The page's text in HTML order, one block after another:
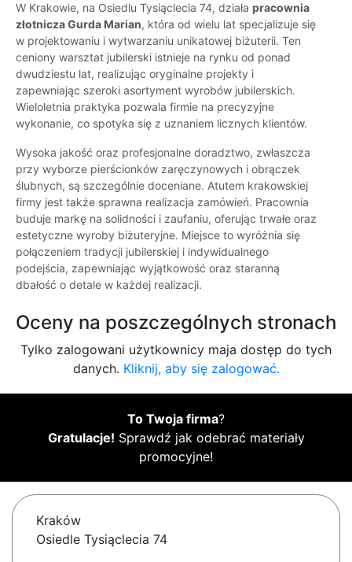
W Krakowie, na Osiedlu Tysiąclecia 74, działa pracownia
złotnicza Gurda Marian, która od wielu lat specjalizuje się
w projektowaniu i wytwarzaniu unikatowej biżuterii. Ten
ceniony warsztat jubilerski istnieje na rynku od ponad
dwudziestu lat, realizując oryginalne projekty i
zapewniając szeroki asortyment wyrobów jubilerskich.
Wieloletnia praktyka pozwala firmie na precyzyjne
wykonanie, co spotyka się z uznaniem licznych klientów.
Wysoka jakość oraz profesjonalne doradztwo, zwłaszcza
przy wyborze pierścionków zaręczynowych i obrączek
ślubnych, są szczególnie doceniane. Atutem krakowskiej
firmy jest także sprawna realizacja zamówień. Pracownia
buduje markę na solidności i zaufaniu, oferując trwałe oraz
estetyczne wyroby biżuteryjne. Miejsce to wyróżnia się
połączeniem tradycji jubilerskiej i indywidualnego
podejścia, zapewniając wyjątkowość oraz staranną
dbałość o detale w każdej realizacji.
Oceny na poszczególnych stronach
Tylko zalogowani użytkownicy maja dostęp do tych
danych. Kliknij, aby się zalogować.
To Twoja firma?
Gratulacje! Sprawdź jak odebrać materiały
promocyjne!
Kraków
Osiedle Tysiąclecia 74